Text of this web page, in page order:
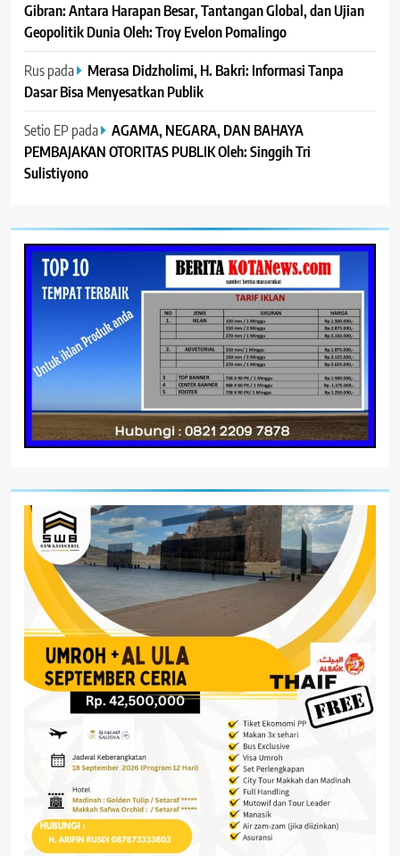
Gibran: Antara Harapan Besar, Tantangan Global, dan Ujian
Geopolitik Dunia Oleh: Troy Evelon Pomalingo
Ruspada
Merasa Didzholimi, H. Bakri: Informasi Tanpa
Dasar Bisa Menyesatkan Publik
Setio EP pada
AGAMA, NEGARA, DAN BAHAYA
PEMBAJAKAN OTORITAS PUBLIK Oleh: Singgih Tri
Sulistiyono